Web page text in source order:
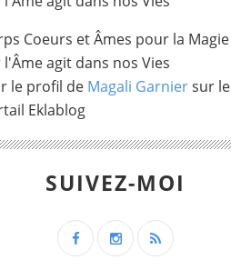
Coeurs et Âmes pour la Magie
l'Âme agit dans nos Vies
le profil de Magali Garniersur le
Eklablog
SUIVEZ-MOI